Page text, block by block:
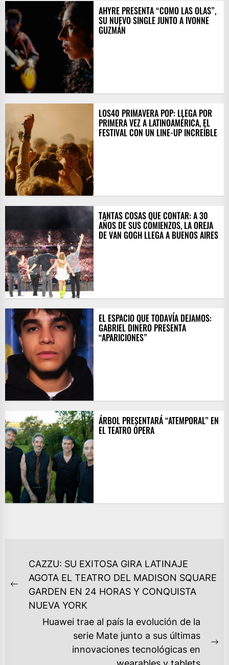
AHYRE PRESENTA “COMO LAS OLAS”,
SU NUEVO SINGLE JUNTO A IVONNE
GUZMÁN
LOS40 PRIMAVERA POP: LLEGA POR
PRIMERA VEZ A LATINOAMÉRICA, EL
FESTIVAL CON UN LINE-UP INCREÍBLE
TANTAS COSAS QUE CONTAR: A 30
AÑOS DE SUS COMIENZOS, LA OREJA
DE VAN GOGH LLEGA A BUENOS AIRES
EL ESPACIO QUE TODAVÍA DEJAMOS:
GABRIEL DINERO PRESENTA
“APARICIONES”
ÁRBOL PRESENTARÁ “ATEMPORAL” EN
EL TEATRO ÓPERA
NAVEGACIÓN
DE
ENTRADAS
Previous
post:
CAZZU: SU EXITOSA GIRA LATINAJE
AGOTA EL TEATRO DEL MADISON SQUARE
GARDEN EN 24 HORAS Y CONQUISTA
NUEVA YORK
Huawei trae al país la evolución de la
serie Mate junto a sus últimas
innovaciones tecnológicas en